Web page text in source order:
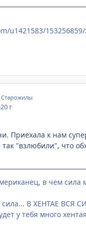
u1421583/
Старожилы
20 г
Приехала к нам
"взлюбили", что
в чем сила
сила... В ХЕНТАЕ ВСЯ
у тебя много